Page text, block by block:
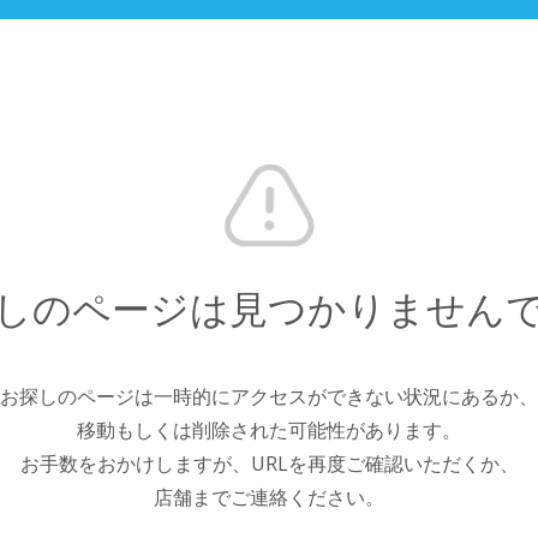
のページは見つかりません
お探しのページは一時的にアクセスができない状況にあるか、
移動もしくは削除された可能性があります。
お手数をおかけしますが、URLを再度ご確認いただくか、
店舗までご連絡ください。